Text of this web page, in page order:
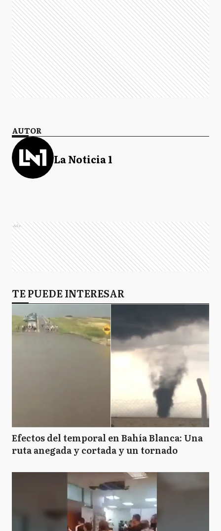
AUTOR
La Noticia 1
Ads
TE PUEDE INTERESAR
Efectos del temporal en Bahía Blanca: Una
ruta anegada y cortada y un tornado